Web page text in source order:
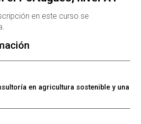
en este curso se
en agricultura sostenible y una